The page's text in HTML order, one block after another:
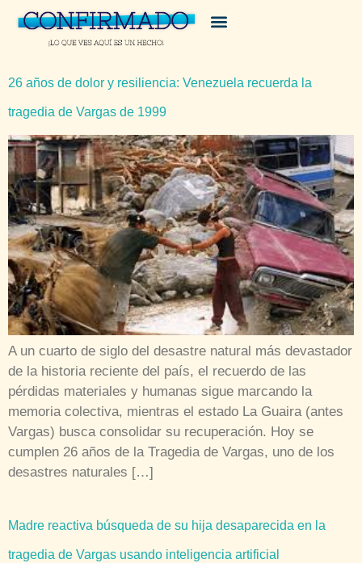
26 años de dolor y resiliencia: Venezuela recuerda la
tragedia de Vargas de 1999
A un cuarto de siglo del desastre natural más devastador
de la historia reciente del país, el recuerdo de las
pérdidas materiales y humanas sigue marcando la
memoria colectiva, mientras el estado La Guaira (antes
Vargas) busca consolidar su recuperación. Hoy se
cumplen 26 años de la Tragedia de Vargas, uno de los
desastres naturales […]
Madre reactiva búsqueda de su hija desaparecida en la
tragedia de Vargas usando inteligencia artificial